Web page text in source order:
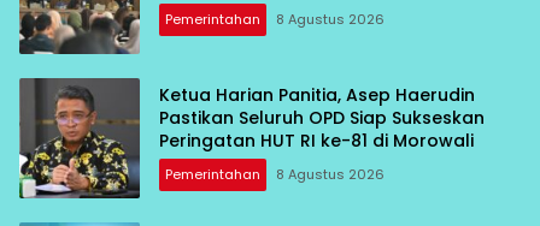
Pemerintahan 8 Agustus 2026
Ketua Harian Panitia, Asep Haerudin
Pastikan Seluruh OPD Siap Sukseskan
Peringatan HUT RI ke-81 di Morowali
Pemerintahan 8 Agustus 2026